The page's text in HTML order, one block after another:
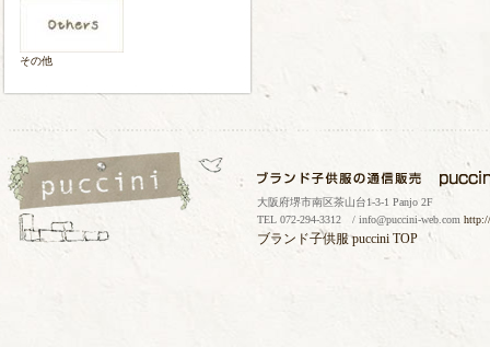
その他
大阪府堺市南区茶山台1-3-1 Panjo 2F
TEL 072-294-3312 / info@puccini-web.com
ブランド子供服puccini TOP